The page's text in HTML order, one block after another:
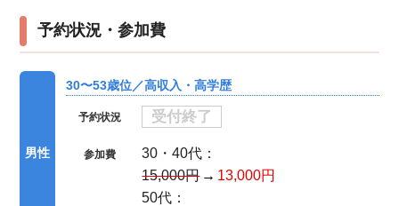
予約状況・参加費
男性
30〜53歳位／高収入・高学歴
予約状況 受付終了
参加費
30・40代：
15,000円
13,000円
50代：